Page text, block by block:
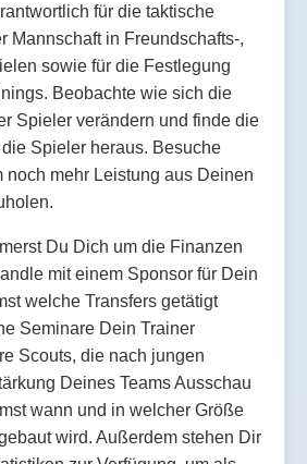
für die taktische
Mannschaft in Freundschafts-,
sowie für die Festlegung
Beobachte wie sich die
Spieler verändern und finde die
Spieler heraus. Besuche
noch mehr Leistung aus Deinen
Du Dich um die Finanzen
mit einem Sponsor für Dein
welche Transfers getätigt
Seminare Dein Trainer
Scouts, die nach jungen
Deines Teams Ausschau
wann und in welcher Größe
wird. Außerdem stehen Dir